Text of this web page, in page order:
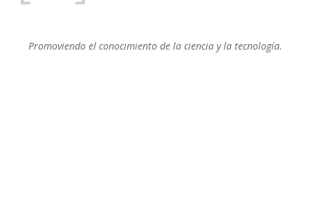
Promoviendo el conocimiento de la ciencia y la tecnología.